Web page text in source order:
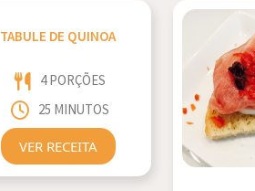
TABULE DE QUINOA
4 PORÇÕES
25 MINUTOS
VER RECEITA